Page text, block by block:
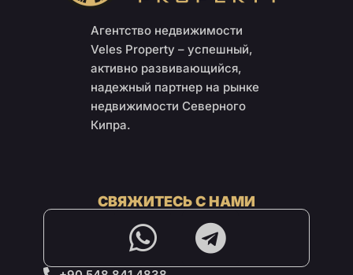
Агентство недвижимости
Veles Property – успешный,
активно развивающийся,
надежный партнер на рынке
недвижимости Северного
Кипра.
СВЯЖИТЕСЬ С НАМИ